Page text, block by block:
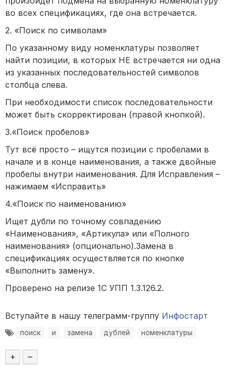
во всех спецификациях, где она встречается.
2. «Поиск по символам»
По указанному виду номенклатуры позволяет
найти позиции, в которых НЕ встречается ни одна
из указанных последовательностей символов
столбца слева.
При необходимости список последовательности
может быть скорректирован (правой кнопкой).
3.«Поиск пробелов»
Тут всё просто – ищутся позиции с пробелами в
начале и в конце наименования, а также двойные
пробелы внутри наименования. Для Исправления –
нажимаем «Исправить»
4.«Поиск по наименованию»
Ищет дубли по точному совпадению
«Наименования», «Артикула» или «Полного
наименования» (опционально).Замена в
спецификациях осуществляется по кнопке
«Выполнить замену».
Проверено на релизе 1С УПП 1.3.126.2.
Вступайте в нашу телеграмм-группу Инфостарт
поиск и замена дублей номенклатуры
+ –